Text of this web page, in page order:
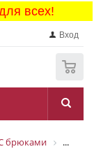
всех!
Вход
брюками ...